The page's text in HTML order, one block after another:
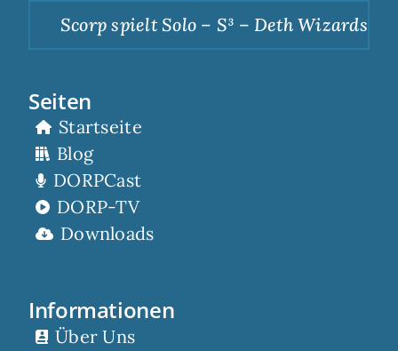
Scorp spielt Solo – S³ – Deth Wizards –
Seiten
Startseite
Blog
DORPCast
DORP-TV
Downloads
Informationen
Über Uns